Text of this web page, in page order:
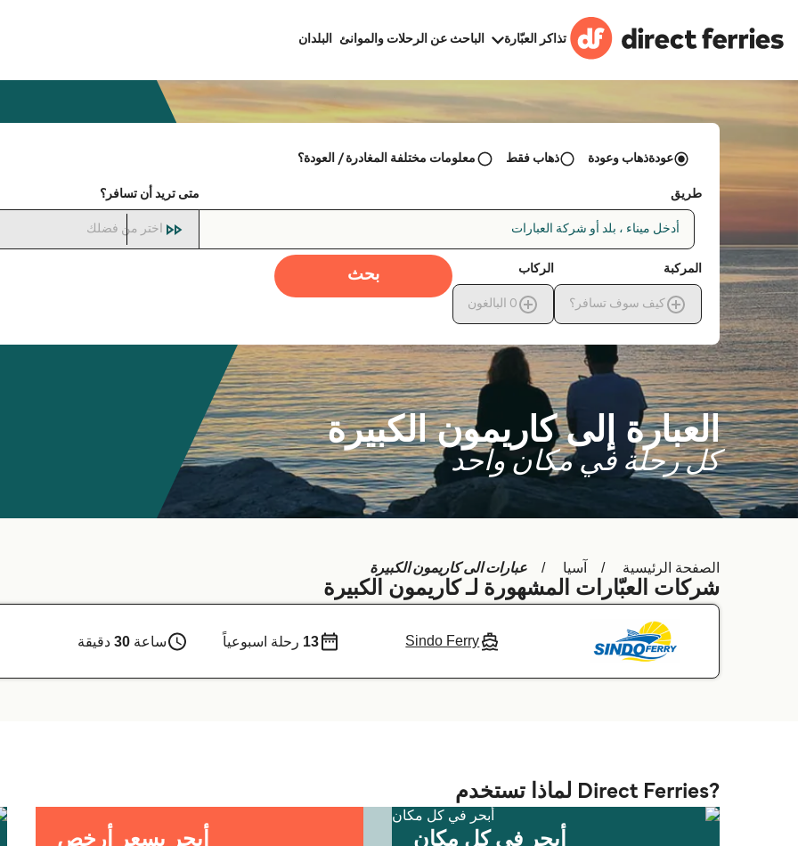
تذاكر العبّارة الباحث عن الرحلات والموانئ البلدان
العبارة إلى كاريمون الكبيرة
كل رحلة في مكان واحد
عودةذهاب وعودة ذهاب فقط معلومات مختلفة المغادرة / العودة؟
طريق
أدخل ميناء ، بلد أو شركة العبارات
متى تريد أن تسافر؟
اختر من فضلك
المركبة
كيف سوف تسافر؟
الركاب
0 البالغون
بحث
الصفحة الرئيسية آسيا عبارات الى كاريمون الكبيرة
شركات العبّارات المشهورة لـ كاريمون الكبيرة
Sindo Ferry
13 رحلة اسبوعياً ساعة30 دقيقة
?Direct Ferries لماذا تستخدم
أبحر في كل مكان أبحر بسعر أرخص